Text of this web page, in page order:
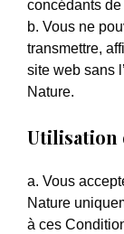
concédants
b. Vous ne
transmettre,
site web sans
Nature.
Utilisation
a. Vous
Nature
à ces